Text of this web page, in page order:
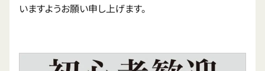
いますようお願い申し上げます。